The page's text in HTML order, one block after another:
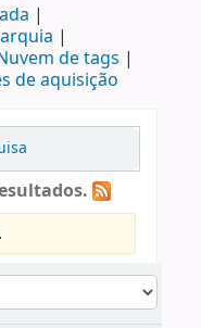
de tags
de aquisição